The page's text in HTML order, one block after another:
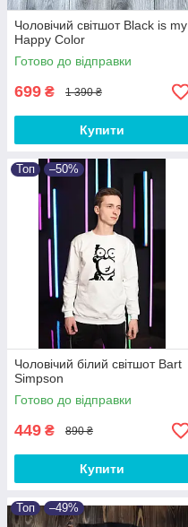
Чоловічий світшот Black is my
Happy Color
Готово до відправки
699 ₴ 1 390 ₴
Купити
Топ –50%
Чоловічий білий світшот Bart
Simpson
Готово до відправки
449 ₴ 890 ₴
Купити
Топ –49%